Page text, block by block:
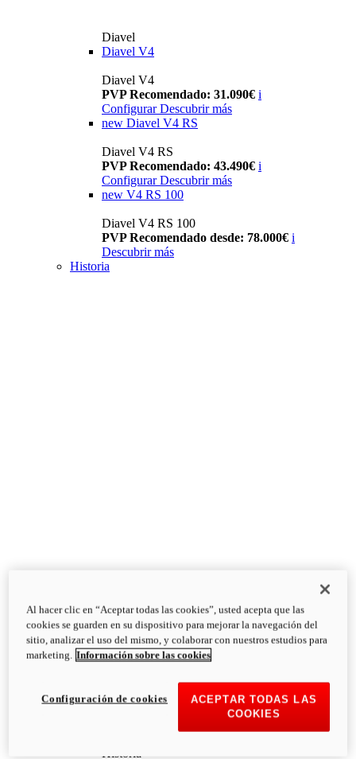
Diavel
Diavel V4
Diavel V4
PVP Recomendado: 31.090€ i
Configurar Descubrir más
new Diavel V4 RS
Diavel V4 RS
PVP Recomendado: 43.490€ i
Configurar Descubrir más
new V4 RS 100
Diavel V4 RS 100
PVP Recomendado desde: 78.000€ i
Descubrir más
Historia
Historia
Al hacer clic en “Aceptar todas las cookies”, usted acepta que las
cookies se guarden en su dispositivo para mejorar la navegación del
sitio, analizar el uso del mismo, y colaborar con nuestros estudios para
marketing. Información sobre las cookies
ACEPTAR TODAS LAS
COOKIES
Configuración de cookies